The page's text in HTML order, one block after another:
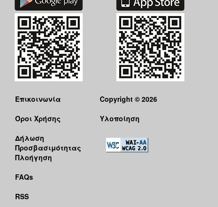
Επικοινωνία
Όροι Χρήσης
Δήλωση
Προσβασιμότητας
Πλοήγηση
FAQs
RSS
Copyright © 2026
Υλοποίηση